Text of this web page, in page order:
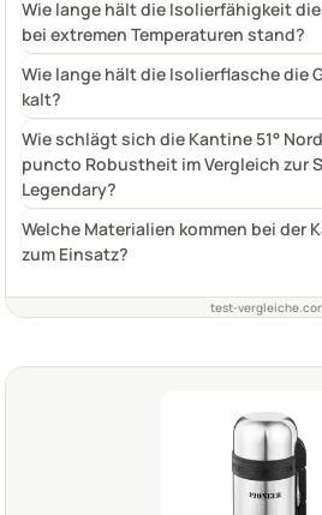
Wie lange hält die Isolierfähigkeit
bei extremen Temperaturen stand?
Wie lange hält die Isolierflasche die
kalt?
Wie schlägt sich die Kantine 51°
puncto Robustheit im Vergleich zur
Legendary?
Welche Materialien kommen bei der
zum Einsatz?
test-